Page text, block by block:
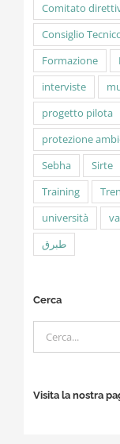
Comitato
Consiglio
Formazione
interviste
progetto pilota
protezione
Sebha
Sirte
Training
università
طبرق
Cerca
Cerca
per:
Visita la nostra